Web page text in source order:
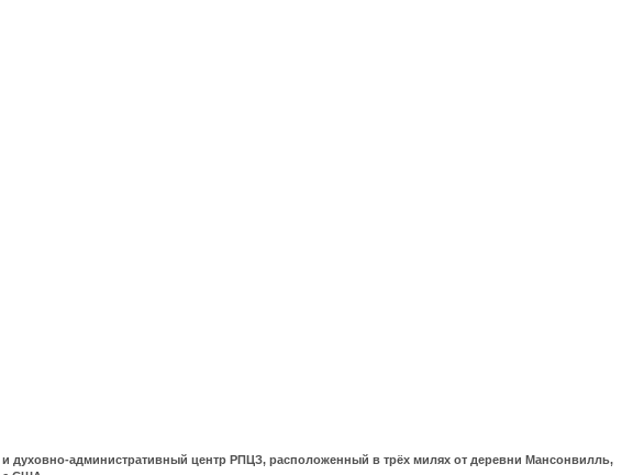
духовно-административный центр РПЦЗ, расположенный в трёх милях от деревни Мансонвилль,